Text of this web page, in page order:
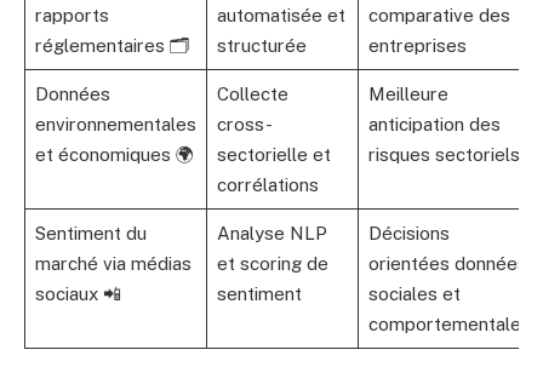
rapports
réglementaires 🗂️
automatisée et
structurée
comparative des
entreprises
Données
environnementales
et économiques 🌍
Collecte
cross-
sectorielle et
corrélations
Meilleure
anticipation des
risques sectoriels
Sentiment du
marché via médias
sociaux 📲
Analyse NLP
et scoring de
sentiment
Décisions
orientées données
sociales et
comportementales